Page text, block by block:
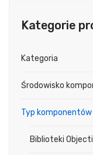
Kategorie
Kategoria
Środowisko
Typ komponentów
Biblioteki